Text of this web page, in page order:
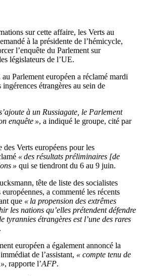
sur cette affaire, les Verts au
à la présidente de l’hémicycle,
l’enquête du Parlement sur
législateurs de l’UE.
Parlement européen a réclamé mardi
étrangères au sein de
à un Russiagate, le Parlement
enquête », a indiqué le groupe, cité par
Verts européens pour les
« des résultats préliminaires [de
» qui se tiendront du 6 au 9 juin.
tête de liste des socialistes
a commenté les récents
que « la propension des extrêmes
les nations qu’elles prétendent défendre
tyrannies étrangères est l’une des rares
.
européen a également annoncé la
de l’assistant, « compte tenu de
, rapporte l’AFP.